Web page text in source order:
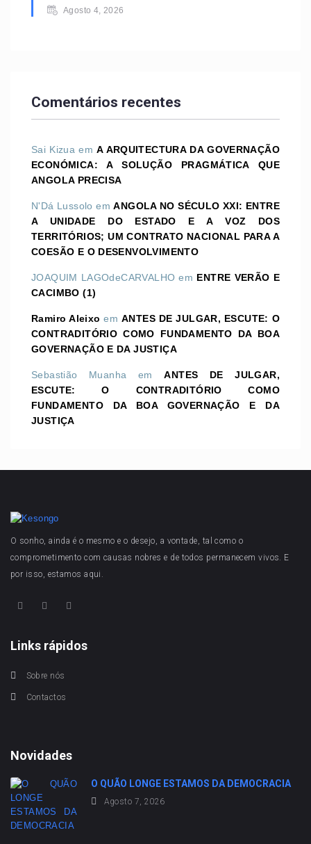
Agosto 4, 2026
Comentários recentes
Sai Kizua emA ARQUITECTURA DA GOVERNAÇÃO
ECONÓMICA: A SOLUÇÃO PRAGMÁTICA QUE
ANGOLA PRECISA
N'Dá Lussolo emANGOLA NO SÉCULO XXI: ENTRE
A UNIDADE DO ESTADO E A VOZ DOS
TERRITÓRIOS; UM CONTRATO NACIONAL PARA A
COESÃO E O DESENVOLVIMENTO
JOAQUIM LAGOdeCARVALHO em ENTRE VERÃO E
CACIMBO (1)
Ramiro Aleixo emANTES DE JULGAR, ESCUTE: O
CONTRADITÓRIO COMO FUNDAMENTO DA BOA
GOVERNAÇÃO E DA JUSTIÇA
Sebastião Muanha emANTES DE JULGAR,
ESCUTE: O CONTRADITÓRIO COMO
FUNDAMENTO DA BOA GOVERNAÇÃO E DA
JUSTIÇA
O sonho, ainda é o mesmo e o desejo, a vontade, tal como o
comprometimento com causas nobres e de todos permanecem vivos. E
por isso, estamos aqui.
Links rápidos
Sobre nós
Contactos
Novidades
O QUÃO LONGE ESTAMOS DA DEMOCRACIA
Agosto 7, 2026